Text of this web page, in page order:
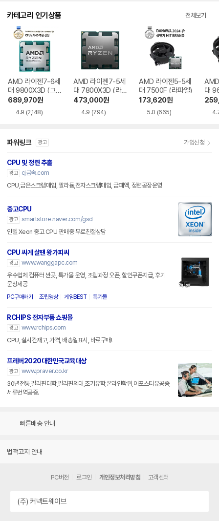
카테고리 인기상품 전체보기
AMD 라이젠7-6세
대 9800X3D (그
래니트 릿지)
689,970원
4.9 (2,148)
AMD 라이젠7-5세
대 7800X3D (라
파엘)
473,000원
4.9 (794)
AMD 라이젠5-5세
대 7500F (라파엘)
173,620원
5.0 (665)
대
트
파워링크 광고 가입신청
CPU 및 정련 추출
광고
cj금속.com
CPU,금은스크랩매입, 팔라듐,전자스크랩매입, 금폐액, 정련공장운영
중고CPU
광고 smartstore.naver.com/gsd
인텔 Xeon 중고 CPU 판매중 무료친절상담
CPU 싸게 살땐 왕가피씨
광고 www.wanggapc.com
우수업체 컴퓨터 싼곳, 특가몰 운영, 조립과정 오픈, 할인쿠폰지급, 후기
문상제공
PC구매하기 조립영상 게임BEST 특가몰
RCHIPS 전자부품 쇼핑몰
광고 www.rchips.com
CPU, 실시간재고, 가격, 배송일표시, 바로구매!
프레버2020대한민국교육대상
광고 www.praver.co.kr
30년전통,필리핀대학,필리핀의대,조기유학,온라인학위,아포스티유공증,
서류번역공증.
빠른배송 안내
법적고지 안내
PC버전 로그인 개인정보처리방침 고객센터
(주) 커넥트웨이브